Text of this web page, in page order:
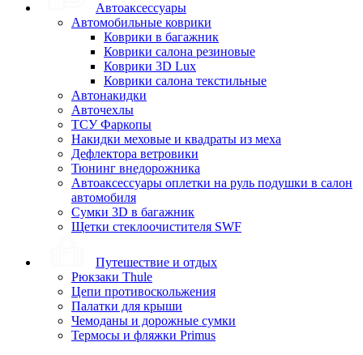
Автоаксессуары
Автомобильные коврики
Коврики в багажник
Коврики салона резиновые
Коврики 3D Lux
Коврики салона текстильные
Автонакидки
Авточехлы
ТСУ Фаркопы
Накидки меховые и квадраты из меха
Дефлектора ветровики
Тюнинг внедорожника
Автоаксессуары оплетки на руль подушки в салон
автомобиля
Сумки 3D в багажник
Щетки стеклоочистителя SWF
Путешествие и отдых
Рюкзаки Thule
Цепи противоскольжения
Палатки для крыши
Чемоданы и дорожные сумки
Термосы и фляжки Primus